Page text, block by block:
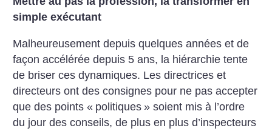
simple exécutant
Malheureusement depuis quelques années et de
façon accélérée depuis 5 ans, la hiérarchie tente
de briser ces dynamiques. Les directrices et
directeurs ont des consignes pour ne pas accepter
que des points « politiques » soient mis à l’ordre
du jour des conseils, de plus en plus d’inspecteurs